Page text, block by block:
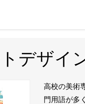
デザイ
高校の美術
門用語が多